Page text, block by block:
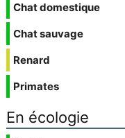
Chat domestique
Chat sauvage
Renard
Primates
En écologie